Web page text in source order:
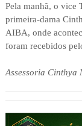
Pela manhã, o vice
primeira-dama
AIBA, onde
foram recebidos
Assessoria Cinthya